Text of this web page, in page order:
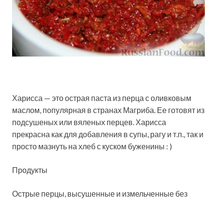
Харисса — это острая паста из перца с оливковым
маслом, популярная в странах Магриба. Ее готовят из
подсушеных или вяленых перцев. Харисса
прекрасна как для добавления в супы, рагу и т.п., так и
просто мазнуть на хлеб с куском буженины : )
Продукты
Острые перцы, высушенные и измельченные без